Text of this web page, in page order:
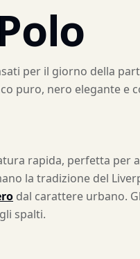
per il giorno della
puro, nero elegante e
rapida, perfetta
la tradizione del
dal carattere urbano.
spalti.